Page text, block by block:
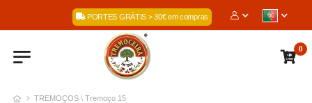
Bem-Vindos à nossa loja online: A
PORTES GRÁTIS > 30€ em compras
0
TREMOÇOS \ Tremoço 15